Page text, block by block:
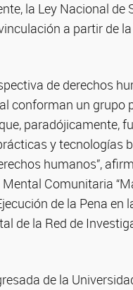
la Ley Nacional de
a partir de
de derechos
conforman un grupo
paradójicamente,
y tecnologías
humanos”,
Comunitaria
de la Pena en
de la Red de
de la